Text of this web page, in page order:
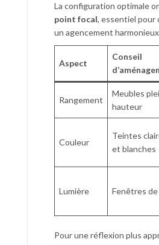
La configuration optimale
point focal, essentiel pour
un agencement
Aspect
Conseil
Rangement
Meubles
hauteur
Couleur
Teintes
et blanches
Lumière Fenêtres
Pour une réflexion plus